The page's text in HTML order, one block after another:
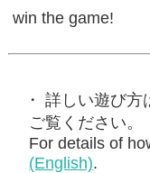
win the game!
詳しい遊び方
ご覧ください。
For details of
(English).